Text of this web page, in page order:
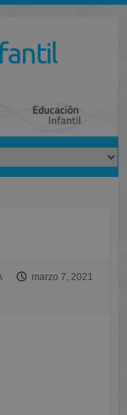
marzo 7, 2021